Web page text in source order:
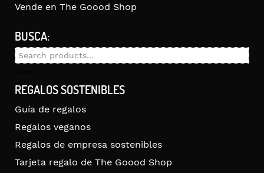
Vende en The Goood Shop
BUSCA:
Search
REGALOS SOSTENIBLES
Guía de regalos
Regalos veganos
Regalos de empresa sostenibles
Tarjeta regalo de The Goood Shop